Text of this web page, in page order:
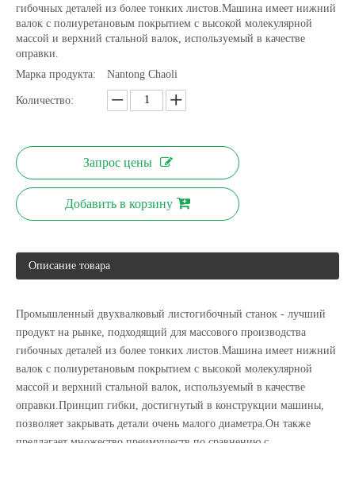
гибочных деталей из более тонких листов.Машина имеет нижний
валок с полиуретановым покрытием с высокой молекулярной
массой и верхний стальной валок, используемый в качестве
оправки.
Марка продукта:
Nantong Chaoli
Количество:
Запрос цены
Добавить в корзину
Описание товара
Промышленный двухвалковый листогибочный станок - лучший
продукт на рынке, подходящий для массового производства
гибочных деталей из более тонких листов.Машина имеет нижний
валок с полиуретановым покрытием с высокой молекулярной
массой и верхний стальной валок, используемый в качестве
оправки.Принцип гибки, достигнутый в конструкции машины,
позволяет закрывать детали очень малого диаметра.Он также
предлагает множество преимуществ по сравнению с